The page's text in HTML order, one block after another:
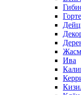
Ива